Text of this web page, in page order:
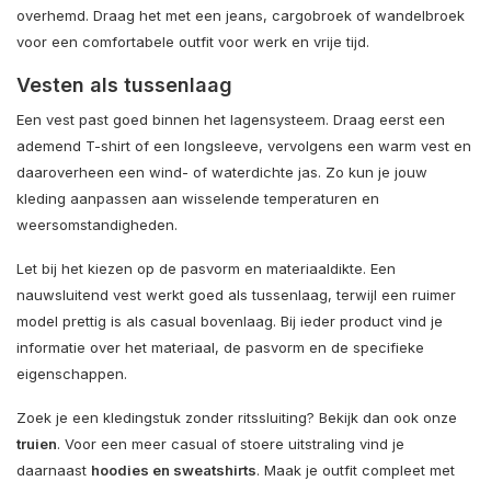
overhemd. Draag het met een jeans, cargobroek of wandelbroek
voor een comfortabele outfit voor werk en vrije tijd.
Vesten als tussenlaag
Een vest past goed binnen het lagensysteem. Draag eerst een
ademend T-shirt of een longsleeve, vervolgens een warm vest en
daaroverheen een wind- of waterdichte jas. Zo kun je jouw
kleding aanpassen aan wisselende temperaturen en
weersomstandigheden.
Let bij het kiezen op de pasvorm en materiaaldikte. Een
nauwsluitend vest werkt goed als tussenlaag, terwijl een ruimer
model prettig is als casual bovenlaag. Bij ieder product vind je
informatie over het materiaal, de pasvorm en de specifieke
eigenschappen.
Zoek je een kledingstuk zonder ritssluiting? Bekijk dan ook onze
truien. Voor een meer casual of stoere uitstraling vind je
daarnaast hoodies en sweatshirts. Maak je outfit compleet met